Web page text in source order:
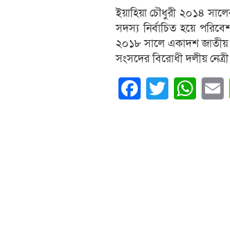
ইয়াহিয়া চৌধুরী ২০১৪
সদস্য নির্বাচিত হয়ে
২০১৮ সালে একাদশ জাতীয়
সংসদের বিরোধী দলীয়